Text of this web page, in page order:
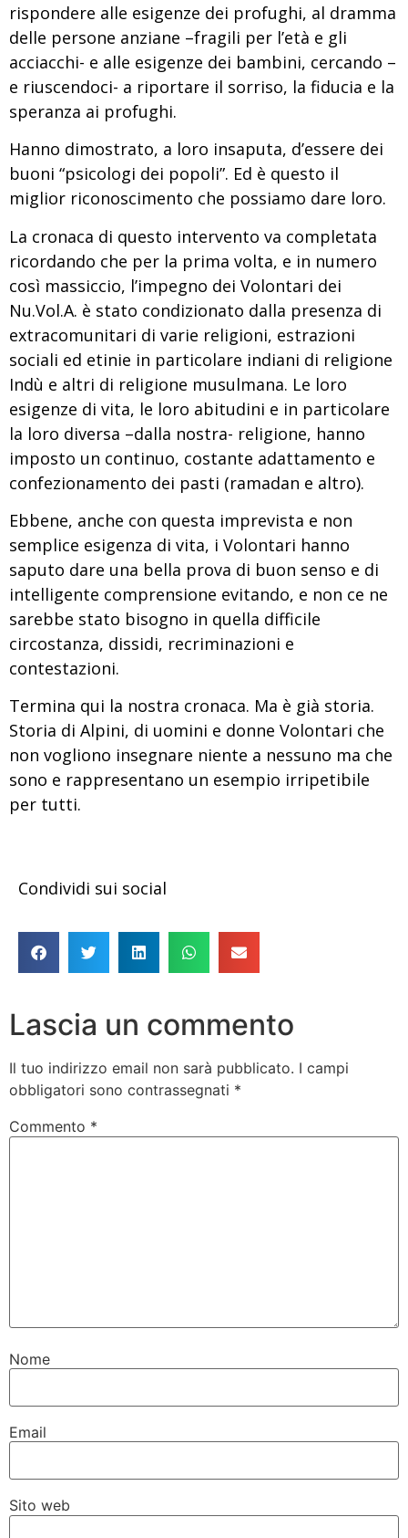
rispondere alle esigenze dei profughi, al dramma
delle persone anziane –fragili per l’età e gli
acciacchi- e alle esigenze dei bambini, cercando –
e riuscendoci- a riportare il sorriso, la fiducia e la
speranza ai profughi.
Hanno dimostrato, a loro insaputa, d’essere dei
buoni “psicologi dei popoli”. Ed è questo il
miglior riconoscimento che possiamo dare loro.
La cronaca di questo intervento va completata
ricordando che per la prima volta, e in numero
così massiccio, l’impegno dei Volontari dei
Nu.Vol.A. è stato condizionato dalla presenza di
extracomunitari di varie religioni, estrazioni
sociali ed etinie in particolare indiani di religione
Indù e altri di religione musulmana. Le loro
esigenze di vita, le loro abitudini e in particolare
la loro diversa –dalla nostra- religione, hanno
imposto un continuo, costante adattamento e
confezionamento dei pasti (ramadan e altro).
Ebbene, anche con questa imprevista e non
semplice esigenza di vita, i Volontari hanno
saputo dare una bella prova di buon senso e di
intelligente comprensione evitando, e non ce ne
sarebbe stato bisogno in quella difficile
circostanza, dissidi, recriminazioni e
contestazioni.
Termina qui la nostra cronaca. Ma è già storia.
Storia di Alpini, di uomini e donne Volontari che
non vogliono insegnare niente a nessuno ma che
sono e rappresentano un esempio irripetibile
per tutti.
Condividi sui social
Lascia un commento
Il tuo indirizzo email non sarà pubblicato. I campi
obbligatori sono contrassegnati *
Commento *
Nome
Email
Sito web